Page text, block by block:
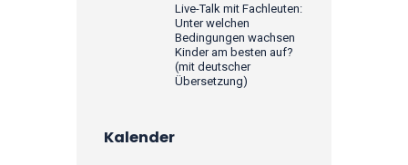
Live-Talk mit Fachleuten:
Unter welchen
Bedingungen wachsen
Kinder am besten auf?
(mit deutscher
Übersetzung)
Kalender